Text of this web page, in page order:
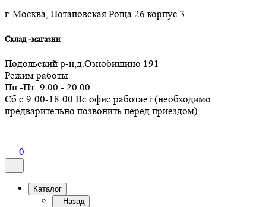
г. Москва, Потаповская Роща 26 корпус 3
Склад -магазин
Подольский р-н,д.Ознобишино 191
Режим работы
Пн -Пт: 9.00 - 20.00
Сб с 9:00-18:00 Вс офис работает (необходимо
предварительно позвонить перед приездом)
0
Каталог
Назад